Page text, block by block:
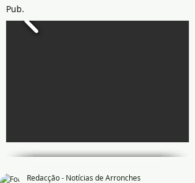
Pub.
Redacção - Notícias de Arronches